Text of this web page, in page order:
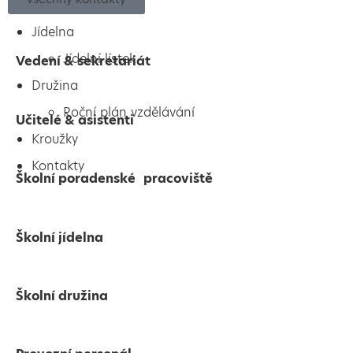
9. C
Jídelna
Jídelní lístek
Družina
Roční plán vzdělávání
Kroužky
Kontakty
Vedení & sekretariát
Učitelé & asistenti
Školní poradenské pracoviště
Školní jídelna
Školní družina